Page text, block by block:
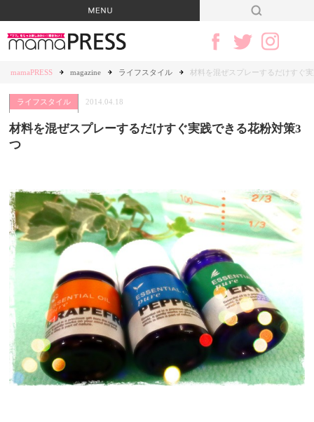
mamaPRESS magazine ライフスタイル 材料を混ぜスプレーするだけすぐ
ライフスタイル 2014.04.18
材料を混ぜスプレーするだけすぐ実践できる花粉対策3
つ